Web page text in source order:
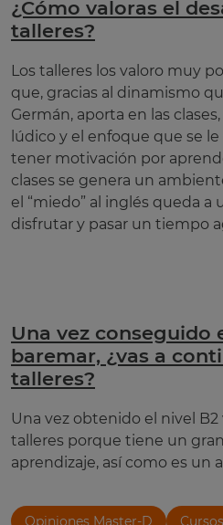
¿Cómo valoras el
talleres?
Los talleres los valoro muy
que, gracias al dinamismo
Germán, aporta en las
lúdico y el enfoque que se
tener motivación por
clases se genera un
el “miedo” al inglés queda a
disfrutar y pasar un tiempo
Una vez conseguido
baremar, ¿vas a
talleres?
Una vez obtenido el nivel
talleres porque tiene un
aprendizaje, así como es un
Opiniones Master-D Cursos